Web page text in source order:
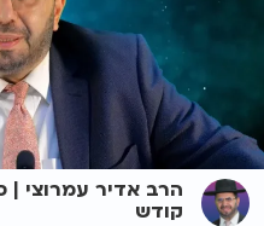
הרב אדיר עמרוצי |
קודש